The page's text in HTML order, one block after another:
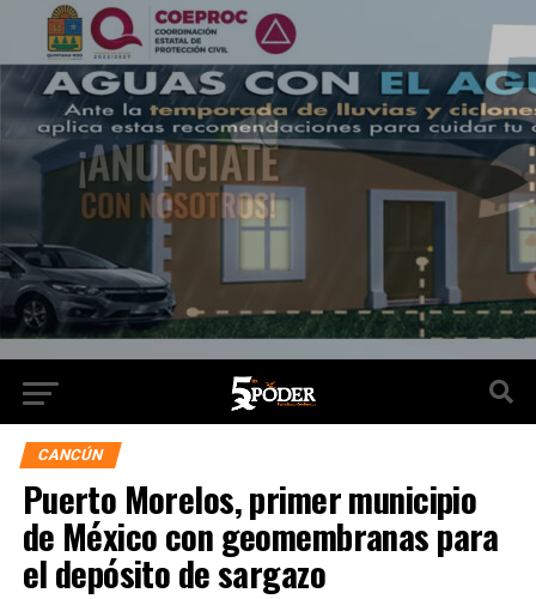
CANCÚN
Puerto Morelos, primer municipio
de México con geomembranas para
el depósito de sargazo